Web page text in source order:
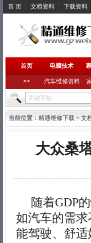
首 页 ┆ 文档资料 ┆ 下载资料
首页 电脑技术
>> 汽车维修资料
当前位置： 精通维修下载 > 文
大众桑
随着GDP的
如汽车的需
能驾驶、舒